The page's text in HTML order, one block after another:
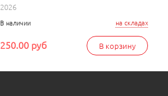
2026
на складах
В наличии
В корзину
250.00 руб